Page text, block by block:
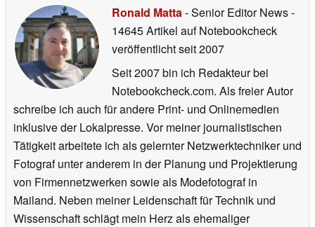
Ronald Matta- Senior Editor News-
14645 Artikel auf Notebookcheck
veröffentlichtseit 2007
Seit 2007 bin ich Redakteur bei
Notebookcheck.com. Als freier Autor
schreibe ich auch für andere Print- und Onlinemedien
inklusive der Lokalpresse. Vor meiner journalistischen
Tätigkeit arbeitete ich als gelernter Netzwerktechniker und
Fotograf unter anderem in der Planung und Projektierung
von Firmennetzwerken sowie als Modefotograf in
Mailand. Neben meiner Leidenschaft für Technik und
Wissenschaft schlägt mein Herz als ehemaliger